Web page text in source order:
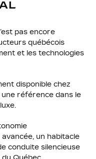
pas encore
québécois
et les technologies
disponible chez
référence dans le
un habitacle
conduite silencieuse